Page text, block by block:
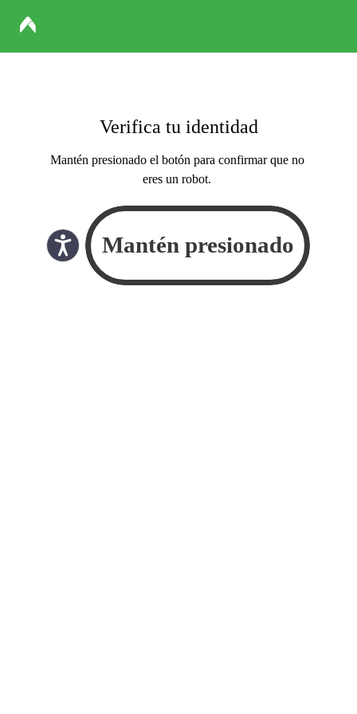
Verifica tu identidad
Mantén presionado el botón para confirmar que no
eres un robot.